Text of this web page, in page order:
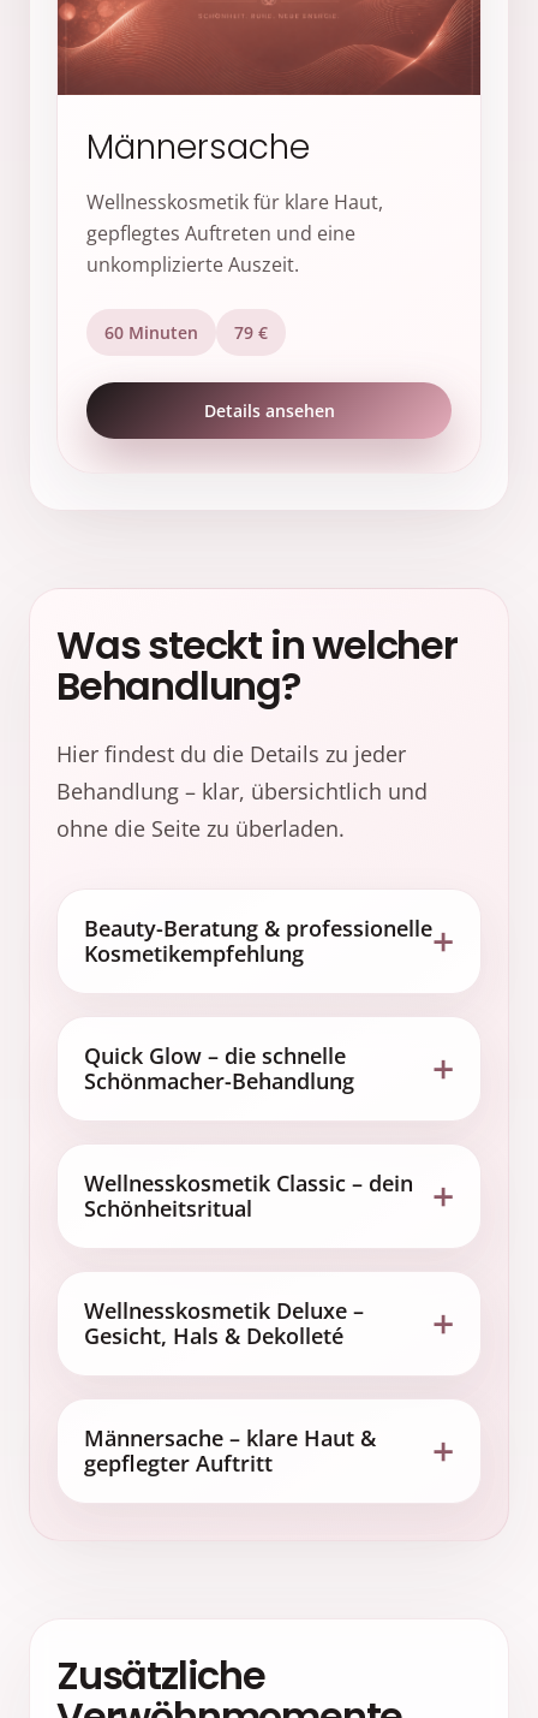
Männersache
Wellnesskosmetik für klare Haut,
gepflegtes Auftreten und eine
unkomplizierte Auszeit.
60 Minuten 79 €
Details ansehen
Was steckt in welcher
Behandlung?
Hier findest du die Details zu jeder
Behandlung – klar, übersichtlich und
ohne die Seite zu überladen.
Beauty-Beratung & professionelle
Kosmetikempfehlung
Quick Glow – die schnelle
Schönmacher-Behandlung
Wellnesskosmetik Classic – dein
Schönheitsritual
Wellnesskosmetik Deluxe –
Gesicht, Hals & Dekolleté
Männersache – klare Haut &
gepflegter Auftritt
Zusätzliche